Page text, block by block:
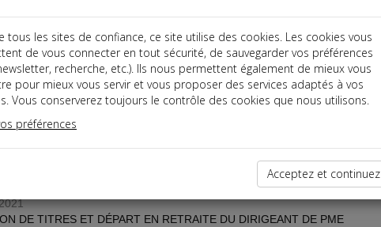
dernières dépêches
DE TITRES ET DÉPART EN RETRAITE DU DIRIGEANT DE PME
tous les sites de confiance, ce site utilise des cookies. Les cookies vous
de vous connecter en tout sécurité, de sauvegarder vos préférences
recherche, etc.). Ils nous permettent également de mieux vous
pour mieux vous servir et vous proposer des services adaptés à vos
Vous conserverez toujours le contrôle des cookies que nous utilisons.
préférences
Acceptez et continuez